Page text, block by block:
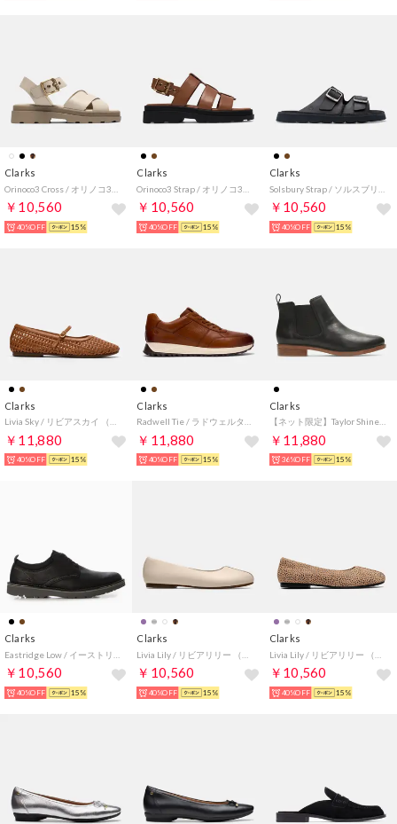
Clarks
￥10,560
40%OFF 15%
Clarks
￥10,560
40%OFF 15%
Clarks
￥10,560
40%OFF 15%
Clarks
￥11,880
40%OFF 15%
Clarks
￥11,880
40%OFF 15%
Clarks
【ネット限定】Taylor Shine / テイラーシャイン （ブラックレザー）
￥11,880
36%OFF 15%
Clarks
￥10,560
40%OFF 15%
Clarks
￥10,560
40%OFF 15%
Clarks
￥10,560
40%OFF 15%